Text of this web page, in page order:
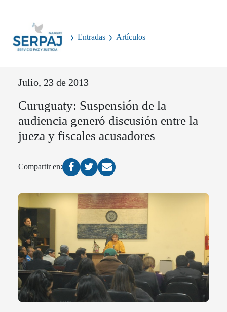
Entradas Artículos
Julio, 23 de 2013
Curuguaty: Suspensión de la
audiencia generó discusión entre la
jueza y fiscales acusadores
Compartir en: